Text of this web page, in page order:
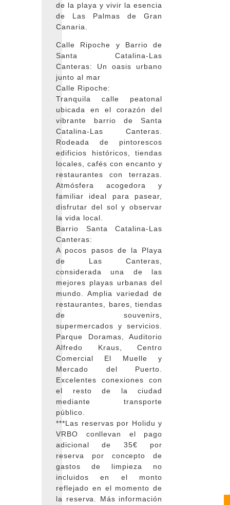
de la playa y vivir la esencia
de Las Palmas de Gran
Canaria.
Calle Ripoche y Barrio de
Santa Catalina-Las
Canteras: Un oasis urbano
junto al mar
Calle Ripoche:
Tranquila calle peatonal
ubicada en el corazón del
vibrante barrio de Santa
Catalina-Las Canteras.
Rodeada de pintorescos
edificios históricos, tiendas
locales, cafés con encanto y
restaurantes con terrazas.
Atmósfera acogedora y
familiar ideal para pasear,
disfrutar del sol y observar
la vida local.
Barrio Santa Catalina-Las
Canteras:
A pocos pasos de la Playa
de Las Canteras,
considerada una de las
mejores playas urbanas del
mundo. Amplia variedad de
restaurantes, bares, tiendas
de souvenirs,
supermercados y servicios.
Parque Doramas, Auditorio
Alfredo Kraus, Centro
Comercial El Muelle y
Mercado del Puerto.
Excelentes conexiones con
el resto de la ciudad
mediante transporte
público.
***Las reservas por Holidu y
VRBO conllevan el pago
adicional de 35€ por
reserva por concepto de
gastos de limpieza no
incluidos en el monto
reflejado en el momento de
la reserva. Más información